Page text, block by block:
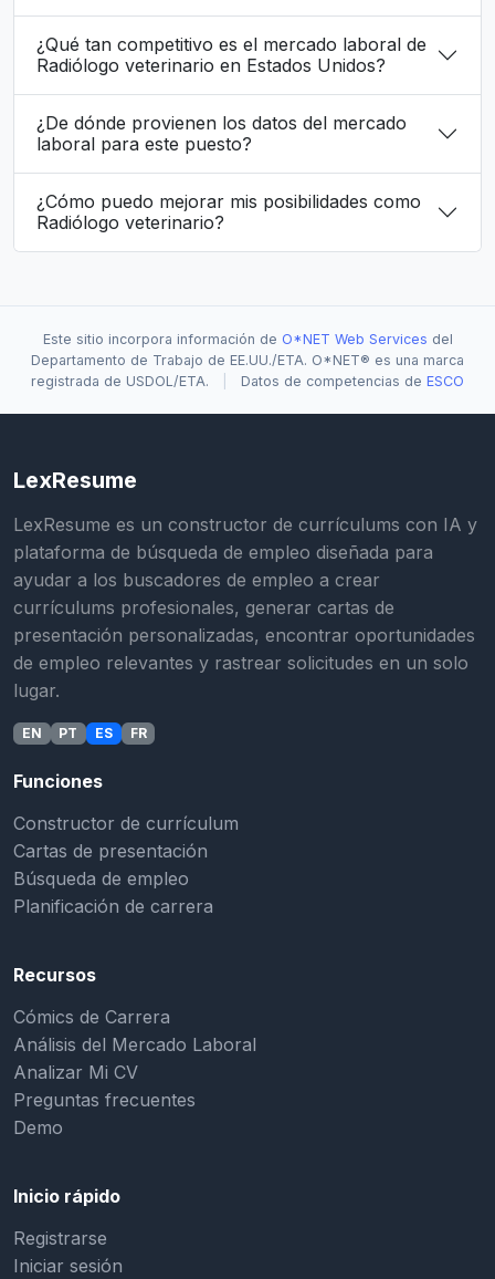
¿Qué tan competitivo es el mercado laboral de
Radiólogo veterinario en Estados Unidos?
¿De dónde provienen los datos del mercado
laboral para este puesto?
¿Cómo puedo mejorar mis posibilidades como
Radiólogo veterinario?
Este sitio incorpora información de O*NET Web Services del
Departamento de Trabajo de EE.UU./ETA. O*NET® es una marca
registrada de USDOL/ETA.
Datos de competencias de ESCO
LexResume
LexResume es un constructor de currículums con IA y
plataforma de búsqueda de empleo diseñada para
ayudar a los buscadores de empleo a crear
currículums profesionales, generar cartas de
presentación personalizadas, encontrar oportunidades
de empleo relevantes y rastrear solicitudes en un solo
lugar.
EN PT ES FR
Funciones
Constructor de currículum
Cartas de presentación
Búsqueda de empleo
Planificación de carrera
Recursos
Cómics de Carrera
Análisis del Mercado Laboral
Analizar Mi CV
Preguntas frecuentes
Demo
Inicio rápido
Registrarse
Iniciar sesión